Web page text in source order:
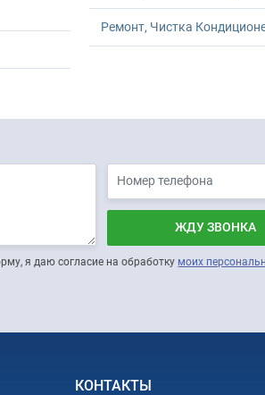
Ремонт, Чистка
ЖДУ ЗВОНКА
я даю согласие на обработку моих
КОНТАКТЫ